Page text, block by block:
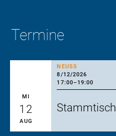
Termine
NEUSS
8/12/2026
17:00–19:00
MI
12
AUG
Stammtisch